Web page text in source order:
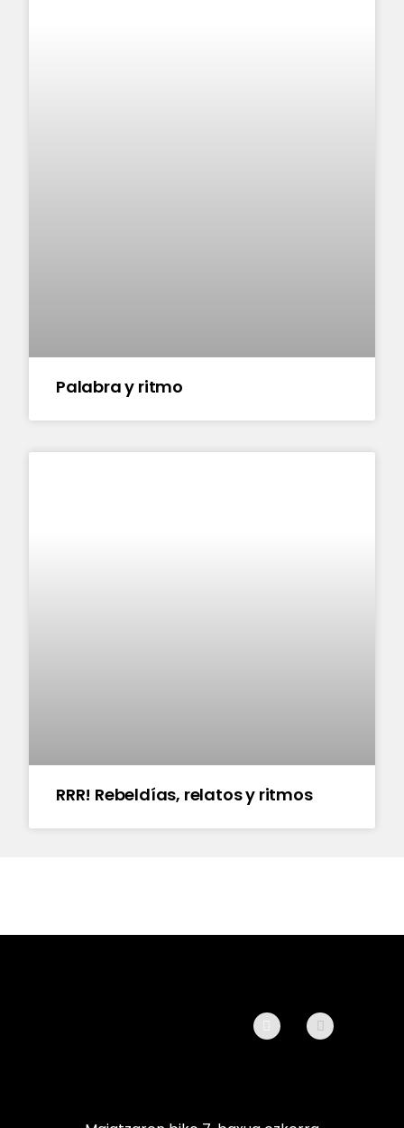
Palabra y ritmo
RRR! Rebeldías, relatos y ritmos